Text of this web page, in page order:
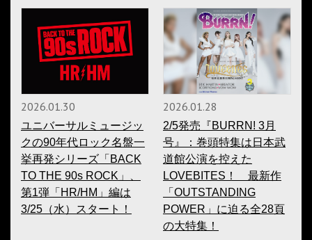
2026.01.30
ユニバーサルミュージッ
クの90年代ロック名盤一
挙再発シリーズ「BACK
TO THE 90s ROCK」、
第1弾「HR/HM」編は
3/25（水）スタート！
2026.01.28
2/5発売『BURRN! 3月
号』：巻頭特集は日本武
道館公演を控えた
LOVEBITES！ 最新作
「OUTSTANDING
POWER」に迫る全28頁
の大特集！